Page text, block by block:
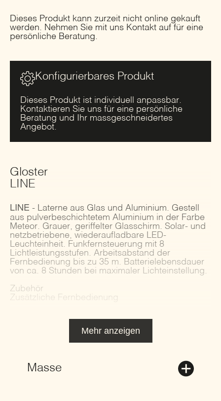
Dieses Produkt kann zurzeit nicht online gekauft
werden. Nehmen Sie mit uns Kontakt auf für eine
persönliche Beratung.
Konfigurierbares Produkt
Dieses Produkt ist individuell anpassbar.
Kontaktieren Sie uns für eine persönliche
Beratung und Ihr massgeschneidertes
Angebot.
Gloster
LINE
LINE - Laterne aus Glas und Aluminium. Gestell
aus pulverbeschichtetem Aluminium in der Farbe
Meteor. Grauer, geriffelter Glasschirm. Solar- und
netzbetriebene, wiederaufladbare LED-
Leuchteinheit. Funkfernsteuerung mit 8
Lichtleistungsstufen. Arbeitsabstand der
Fernbedienung bis zu 35 m. Batterielebensdauer
von ca. 8 Stunden bei maximaler Lichteinstellung.
Zubehör
Zusätzliche Fernbedienung
Mehr anzeigen
Masse